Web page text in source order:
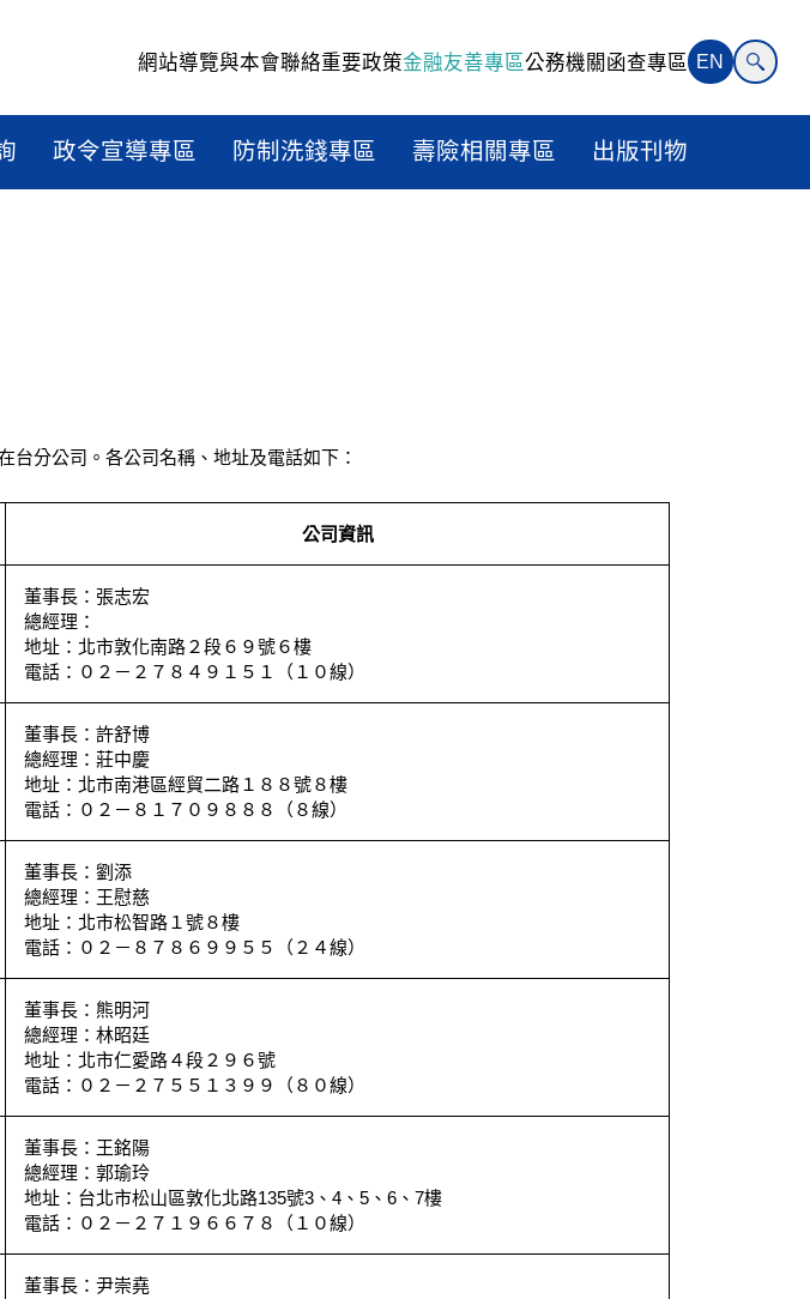
網站導覽與本會聯絡重要政策金融友善專區公務機關函查專區 EN
政令宣導專區 防制洗錢專區 壽險相關專區 出版刊物
分公司。各公司名稱、地址及電話如下：
公司資訊
董事長：張志宏
總經理：
地址：北市敦化南路２段６９號６樓
電話：０２－２７８４９１５１（１０線）
董事長：許舒博
總經理：莊中慶
地址：北市南港區經貿二路１８８號８樓
電話：０２－８１７０９８８８（８線）
董事長：劉添
總經理：王慰慈
地址：北市松智路１號８樓
電話：０２－８７８６９９５５（２４線）
董事長：熊明河
總經理：林昭廷
地址：北市仁愛路４段２９６號
電話：０２－２７５５１３９９（８０線）
董事長：王銘陽
總經理：郭瑜玲
地址：台北市松山區敦化北路135號3、4、5、6、7樓
電話：０２－２７１９６６７８（１０線）
董事長：尹崇堯